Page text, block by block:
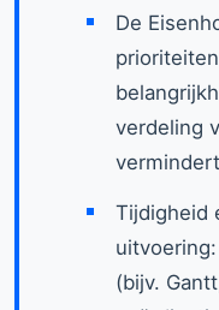
De
verdeling
Tijdigheid
(bijv.